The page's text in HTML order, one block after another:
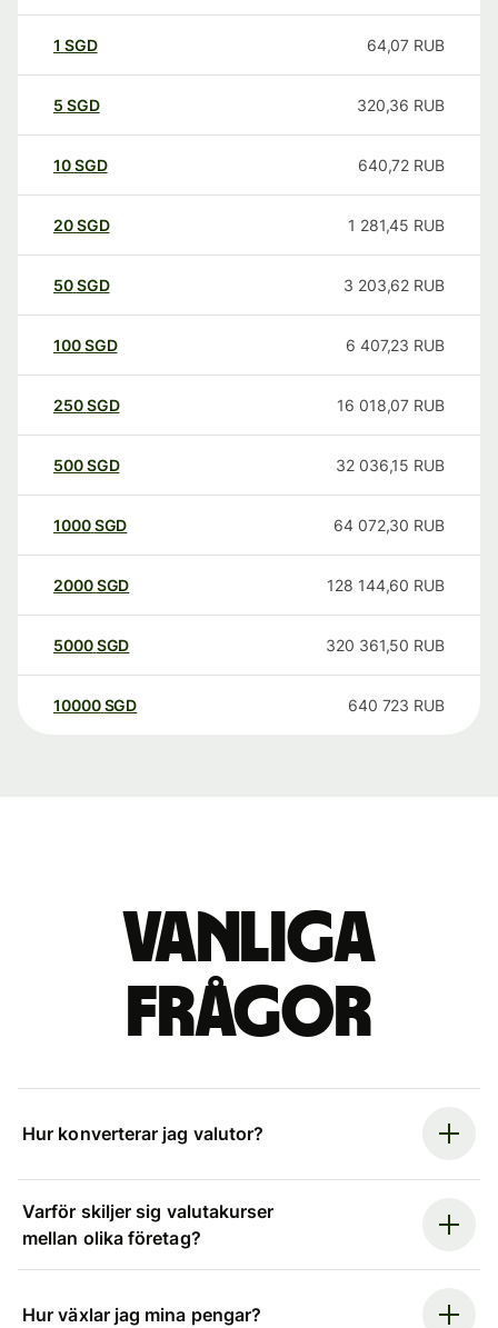
1 SGD 64,07 RUB
5 SGD 320,36 RUB
10SGD 640,72 RUB
20SGD 1 281,45 RUB
50SGD 3 203,62 RUB
100SGD 6 407,23 RUB
250SGD 16 018,07 RUB
500SGD 32 036,15 RUB
1000SGD 64 072,30 RUB
2000SGD 128 144,60 RUB
5000SGD 320 361,50 RUB
10000 SGD 640 723 RUB
Vanliga
frågor
Hur konverterar jag valutor?
Varför skiljer sig valutakurser
mellan olika företag?
Hur växlar jag mina pengar?